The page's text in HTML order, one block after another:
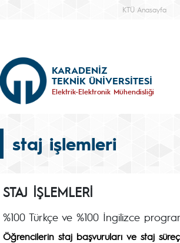
KTÜ Anasayfa
KARADENİZ
TEKNİK ÜNİVERSİTESİ
Elektrik-Elektronik Mühendisliği
staj işlemleri
STAJ İŞLEMLERİ
%100 Türkçe ve %100 İngilizce
Öğrencilerin staj başvuruları ve staj